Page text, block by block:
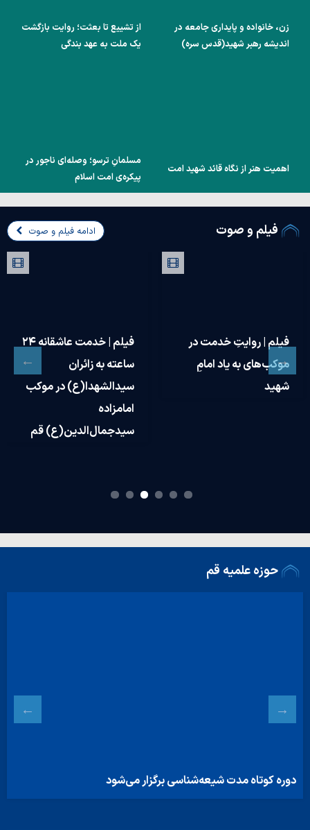
زن، خانواده و پایداری جامعه در
اندیشه رهبر شهید(قدس سره)
از تشییع تا بعثت؛ روایت بازگشت
یک ملت به عهد بندگی
اهمیت هنر از نگاه قائد شهید امت
مسلمانِ ترسو؛ وصله‌ای ناجور در
پیکره‌ی امت اسلام
فیلم و صوت ادامه فیلم و صوت
فیلم | حضور نمایندگان
حوزه علمیه جهت بازدید
از مواکب اربعین و عرض
فیلم | چگونه «انتقام و
خون‌خواهی» امنیت و
اقتدار ملی را تقویت
می‌کند؟
حوزه علمیه قم
معرفی بیش از ۱۹۰ عنوان کتاب اربعینی در نورلایب